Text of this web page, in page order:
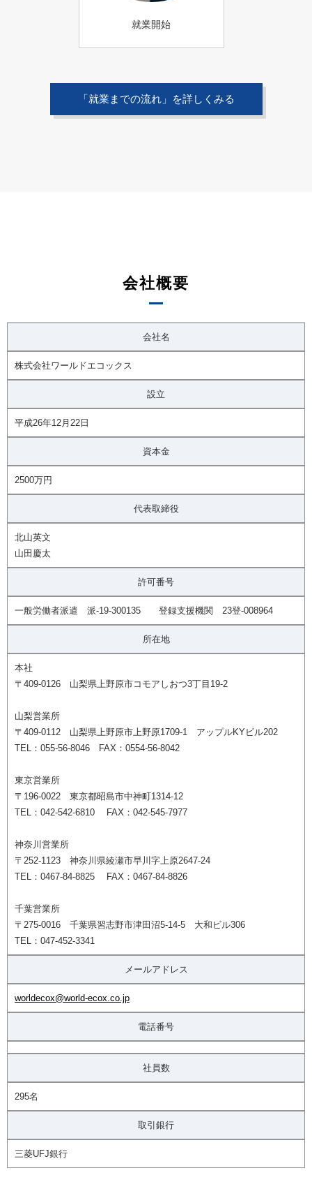
就業開始
「就業までの流れ」を詳しくみる
会社概要
会社名
株式会社ワールドエコックス
設立
平成26年12月22日
資本金
2500万円
代表取締役
北山英文
山田慶太
許可番号
一般労働者派遣 派-19-300135 登録支援機関 23登-008964
所在地
本社
〒409-0126 山梨県上野原市コモアしおつ3丁目19-2
山梨営業所
〒409-0112 山梨県上野原市上野原1709-1 アップルKYビル202
TEL：055-56-8046 FAX：0554-56-8042
東京営業所
〒196-0022 東京都昭島市中神町1314-12
TEL：042-542-6810 FAX：042-545-7977
神奈川営業所
〒252-1123 神奈川県綾瀬市早川字上原2647-24
TEL：0467-84-8825 FAX：0467-84-8826
千葉営業所
〒275-0016 千葉県習志野市津田沼5-14-5 大和ビル306
TEL：047-452-3341
メールアドレス
worldecox@world-ecox.co.jp
電話番号
社員数
295名
取引銀行
三菱UFJ銀行